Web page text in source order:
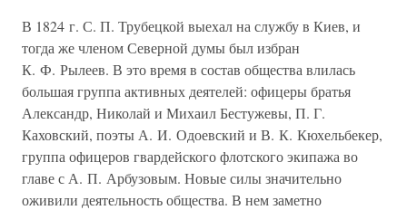
В 1824 г. С. П. Трубецкой выехал на службу в Киев, и
тогда же членом Северной думы был избран
К. Ф. Рылеев. В это время в состав общества влилась
большая группа активных деятелей: офицеры братья
Александр, Николай и Михаил Бестужевы, П. Г.
Каховский, поэты А. И. Одоевский и В. К. Кюхельбекер,
группа офицеров гвардейского флотского экипажа во
главе с А. П. Арбузовым. Новые силы значительно
оживили деятельность общества. В нем заметно